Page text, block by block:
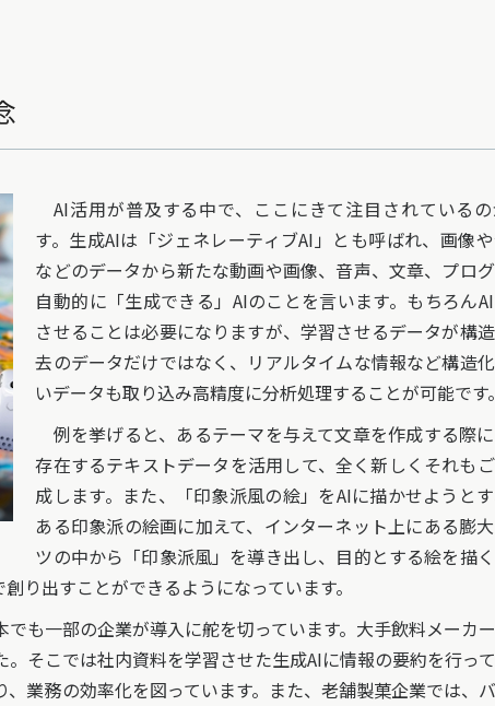
AI活用が普及する中で、ここにきて注目されている
す。生成AIは「ジェネレーティブAI」とも呼ばれ、画像
などのデータから新たな動画や画像、音声、文章、プロ
自動的に「生成できる」AIのことを言います。もちろん
させることは必要になりますが、学習させるデータが構
去のデータだけではなく、リアルタイムな情報など構造
いデータも取り込み高精度に分析処理することが可能です。
例を挙げると、あるテーマを与えて文章を作成する際
存在するテキストデータを活用して、全く新しくそれも
成します。また、「印象派風の絵」をAIに描かせようと
ある印象派の絵画に加えて、インターネット上にある膨
ツの中から「印象派風」を導き出し、目的とする絵を描
り出すことができるようになっています。
も一部の企業が導入に舵を切っています。大手飲料メーカ
そこでは社内資料を学習させた生成AIに情報の要約を行っ
業務の効率化を図っています。また、老舗製菓企業では、